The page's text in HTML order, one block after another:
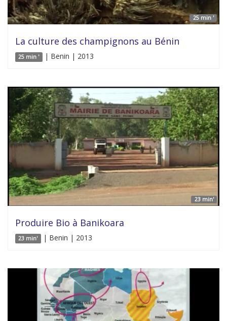
25 min '
La culture des champignons au Bénin
25 min ' | Benin | 2013
23 min'
Produire Bio à Banikoara
23 min' | Benin | 2013